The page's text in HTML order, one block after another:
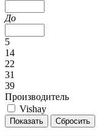
До
5
14
22
31
39
Производитель
Vishay